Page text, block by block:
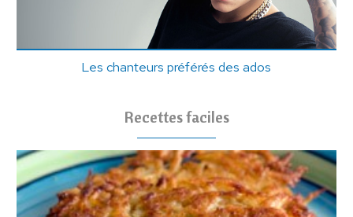
Les chanteurs préférés des ados
Recettes faciles